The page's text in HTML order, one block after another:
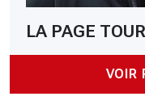
LA PAGE
VOIR